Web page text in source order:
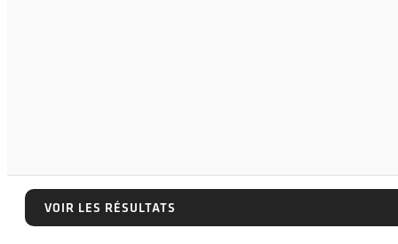
VOIR LES RÉSULTATS
VOIR LES RÉSULTATS